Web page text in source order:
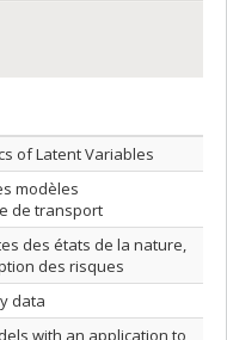
décroissant
of Latent Variables
modèles
de transport
des états de la nature,
des risques
data
with an application to